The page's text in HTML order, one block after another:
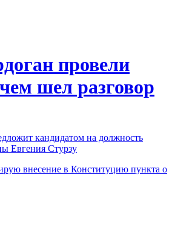
провели
шел разговор
кандидатом на должность
Евгения Стурзу
внесение в Конституцию пункта о